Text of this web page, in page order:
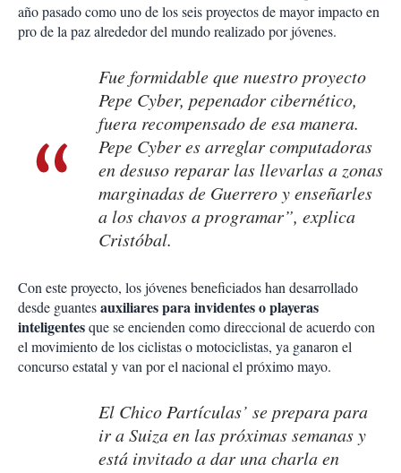
año pasado como uno de los seis proyectos de mayor impacto en
pro de la paz alrededor del mundo realizado por jóvenes.
Fue formidable que nuestro proyecto
Pepe Cyber, pepenador cibernético,
fuera recompensado de esa manera.
Pepe Cyber es arreglar computadoras
en desuso reparar las llevarlas a zonas
marginadas de Guerrero y enseñarles
a los chavos a programar”, explica
Cristóbal.
Con este proyecto, los jóvenes beneficiados han desarrollado
desde guantesauxiliares para invidentes o playeras
inteligentesque se encienden como direccional de acuerdo con
el movimiento de los ciclistas o motociclistas, ya ganaron el
concurso estatal y van por el nacional el próximo mayo.
El Chico Partículas’ se prepara para
ir a Suiza en las próximas semanas y
está invitado a dar una charla en